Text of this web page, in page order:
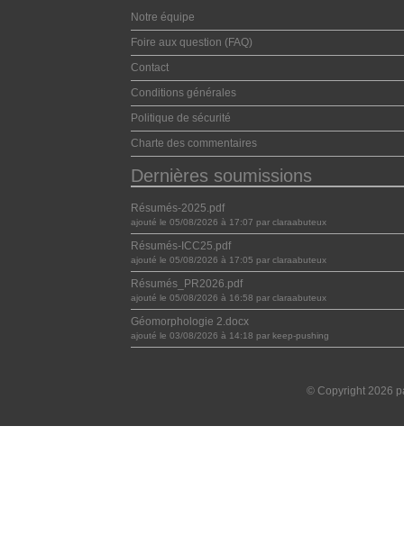
Notre équipe
Foire aux question (FAQ)
Contact
Conditions générales
Politique de sécurité
Charte des commentaires
Dernières soumissions
Résumés-2025.pdf
ajouté le 05/08/2026 à 17:07 par claraabuteux
Résumés-ICC25.pdf
ajouté le 05/08/2026 à 17:05 par claraabuteux
Résumés_PR2026.pdf
ajouté le 05/08/2026 à 16:58 par claraabuteux
Géomorphologie 2.docx
ajouté le 03/08/2026 à 14:18 par keep-pushing
© Copyright 2026